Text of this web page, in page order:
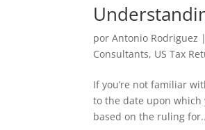
porAntonio Rodriguez
Consultants, US Tax
If you’re not familiar
to the date upon which
based on the ruling